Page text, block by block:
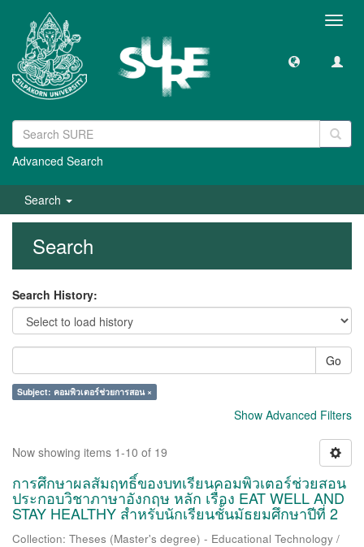
Advanced Search
Search
Search
Search History:
Go
Subject: คอมพิวเตอร์ช่วยการสอน ×
Show Advanced Filters
Now showing items 1-10 of 19
การศึกษาผลสัมฤทธิ์ของบทเรียนคอมพิวเตอร์ช่วยสอน
ประกอบวิชาภาษาอังกฤษ หลัก เรื่อง EAT WELL AND
STAY HEALTHY สำหรับนักเรียนชั้นมัธยมศึกษาปีที่ 2
Collection: Theses (Master's degree) - Educational Technology /